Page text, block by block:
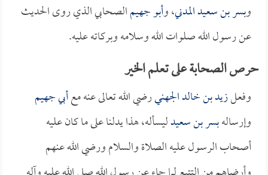
وبسر بن سعيد المدني، وأبو جهيمالصحابي الذي روى الحديث
عن رسول الله صلوات الله وسلامه وبركاته عليه.
حرص الصحابة على تعلم الخير
وفعلزيد بن خالد الجهنيرضي الله تعالى عنه معأبي جهيم
وإرسالهبسر بن سعيدليسأله، هذا يدلنا على ما كان عليه
أصحاب الرسول عليه الصلاة والسلام ورضي الله عنهم